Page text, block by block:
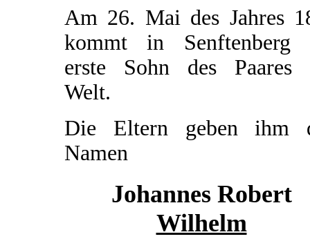
Am 26. Mai des Jahres
kommt in Senftenberg
erste Sohn des Paares
Welt.
Die Eltern geben ihm
Namen
Johannes Robert
Wilhelm